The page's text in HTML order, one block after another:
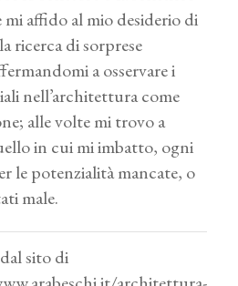
affido al mio desiderio di
ricerca di sorprese
a osservare i
nell’architettura come
alle volte mi trovo a
in cui mi imbatto, ogni
le potenzialità mancate, o
male.
sito di